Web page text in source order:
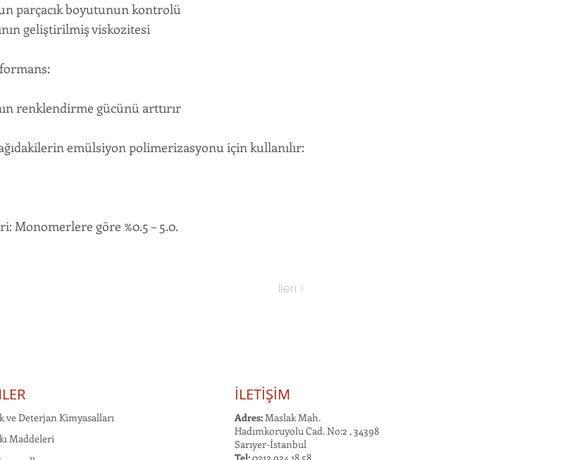
parçacık boyutunun kontrolü
geliştirilmiş viskozitesi
renklendirme gücünü arttırır
emülsiyon polimerizasyonu için kullanılır:
Monomerlere göre %0.5 – 5.0.
İleri >
ve Deterjan Kimyasalları
Maddeleri
İLETİŞİM
Adres:Maslak Mah.
Hadımkoruyolu Cad. No:2 , 34398
Sarıyer-İstanbul